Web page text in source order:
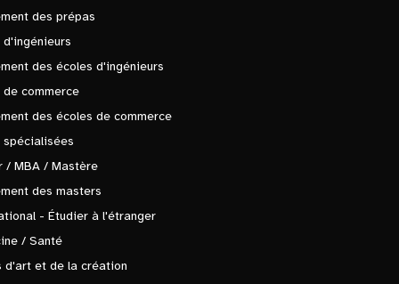
des prépas
d'ingénieurs
des écoles d'ingénieurs
de commerce
des écoles de commerce
spécialisées
/ MBA / Mastère
des masters
- Étudier à l'étranger
/ Santé
d'art et de la création